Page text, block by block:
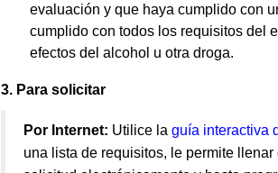
evaluación y que haya cumplido con
cumplido con todos los requisitos del
efectos del alcohol u otra droga.
3. Para solicitar
Por Internet: Utilice la guía interactiva
una lista de requisitos, le permite